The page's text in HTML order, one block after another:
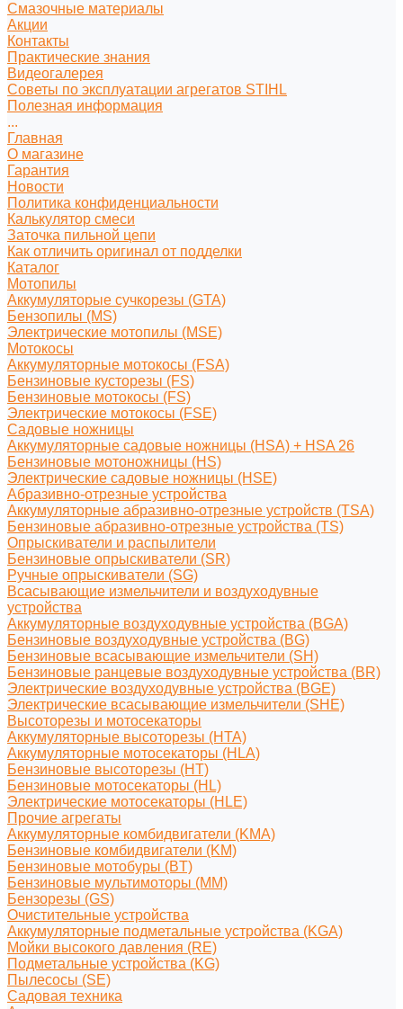
Смазочные материалы
Акции
Контакты
Практические знания
Видеогалерея
Советы по эксплуатации агрегатов STIHL
Полезная информация
...
Главная
О магазине
Гарантия
Новости
Политика конфиденциальности
Калькулятор смеси
Заточка пильной цепи
Как отличить оригинал от подделки
Каталог
Мотопилы
Аккумуляторые сучкорезы (GTA)
Бензопилы (MS)
Электрические мотопилы (MSE)
Мотокосы
Аккумуляторные мотокосы (FSA)
Бензиновые кусторезы (FS)
Бензиновые мотокосы (FS)
Электрические мотокосы (FSE)
Садовые ножницы
Аккумуляторные садовые ножницы (HSA) + HSA 26
Бензиновые мотоножницы (HS)
Электрические садовые ножницы (HSE)
Абразивно-отрезные устройства
Аккумуляторные абразивно-отрезные устройств (TSA)
Бензиновые абразивно-отрезные устройства (TS)
Опрыскиватели и распылители
Бензиновые опрыскиватели (SR)
Ручные опрыскиватели (SG)
Всасывающие измельчители и воздуходувные
устройства
Аккумуляторные воздуходувные устройства (BGA)
Бензиновые воздуходувные устройства (BG)
Бензиновые всасывающие измельчители (SH)
Бензиновые ранцевые воздуходувные устройства (BR)
Электрические воздуходувные устройства (BGE)
Электрические всасывающие измельчители (SHE)
Высоторезы и мотосекаторы
Аккумуляторные высоторезы (HTA)
Аккумуляторные мотосекаторы (HLA)
Бензиновые высоторезы (HT)
Бензиновые мотосекаторы (HL)
Электрические мотосекаторы (HLE)
Прочие агрегаты
Аккумуляторные комбидвигатели (KMA)
Бензиновые комбидвигатели (KM)
Бензиновые мотобуры (BT)
Бензиновые мультимоторы (MM)
Бензорезы (GS)
Очистительные устройства
Аккумуляторные подметальные устройства (KGA)
Мойки высокого давления (RE)
Подметальные устройства (KG)
Пылесосы (SE)
Садовая техника